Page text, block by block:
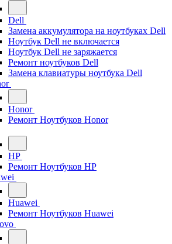
Dell
Замена аккумулятора на ноутбуках Dell
Ноутбук Dell не включается
Ноутбук Dell не заряжается
Ремонт ноутбуков Dell
Замена клавиатуры ноутбука Dell
Honor
Ремонт Ноутбуков Honor
HP
Ремонт Ноутбуков HP
Huawei
Ремонт Ноутбуков Huawei